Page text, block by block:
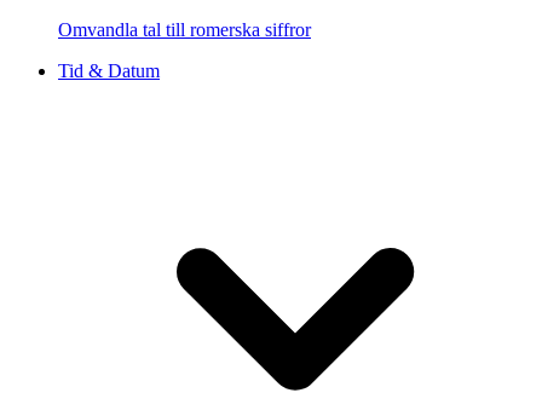
Omvandla tal till romerska siffror
Tid & Datum